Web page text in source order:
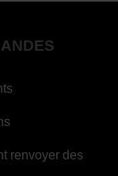
renvoyer des